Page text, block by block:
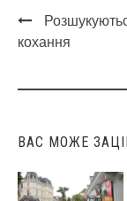
Post
кохання
ВАС МОЖЕ